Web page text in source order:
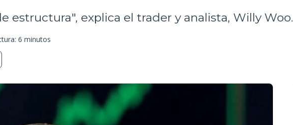
estructura", explica el trader y analista, Willy Woo.
6 minutos